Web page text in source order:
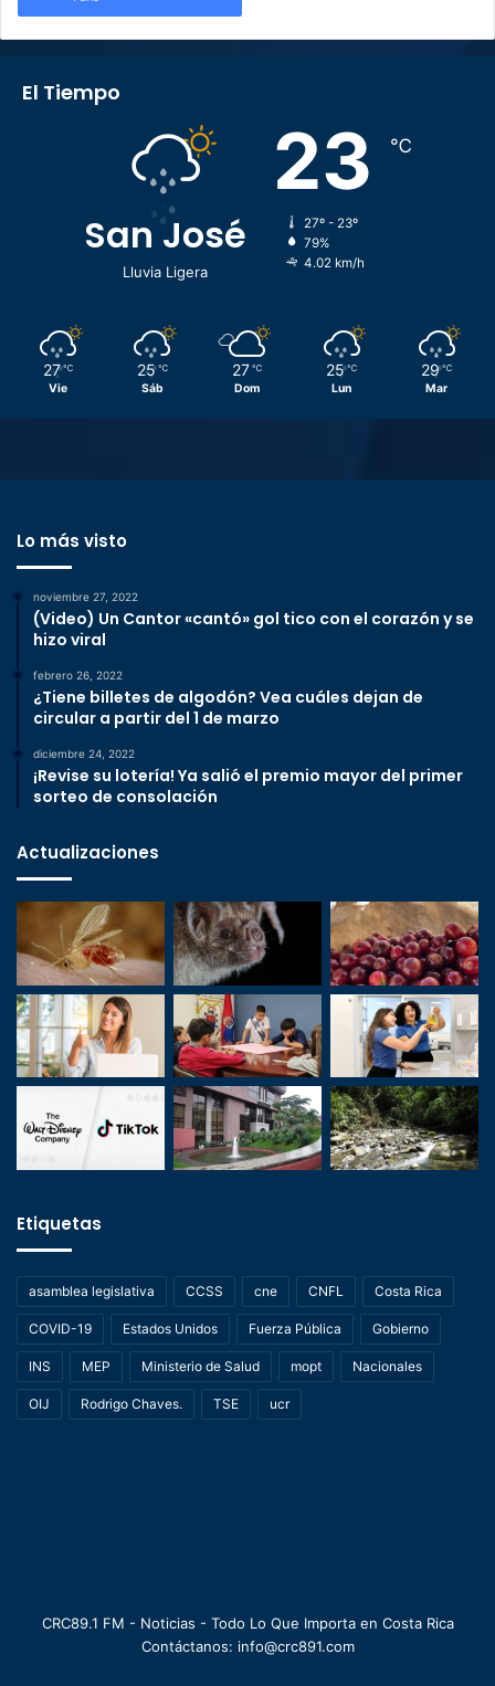
El Tiempo
San José
Lluvia Ligera
23 ℃
27º - 23º
79%
4.02 km/h
27 ℃
Vie
25 ℃
Sáb
27 ℃
Dom
25 ℃
Lun
29 ℃
Mar
Lo más visto
noviembre 27, 2022
(Video) Un Cantor «cantó» gol tico con el corazón y se
hizo viral
febrero 26, 2022
¿Tiene billetes de algodón? Vea cuáles dejan de
circular a partir del 1 de marzo
diciembre 24, 2022
¡Revise su lotería! Ya salió el premio mayor del primer
sorteo de consolación
Actualizaciones
Etiquetas
asamblea legislativa CCSS cne CNFL Costa Rica
COVID-19 Estados Unidos Fuerza Pública Gobierno
INS MEP Ministerio de Salud mopt Nacionales
OIJ Rodrigo Chaves. TSE ucr
CRC89.1 FM - Noticias - Todo Lo Que Importa en Costa Rica
Contáctanos: info@crc891.com